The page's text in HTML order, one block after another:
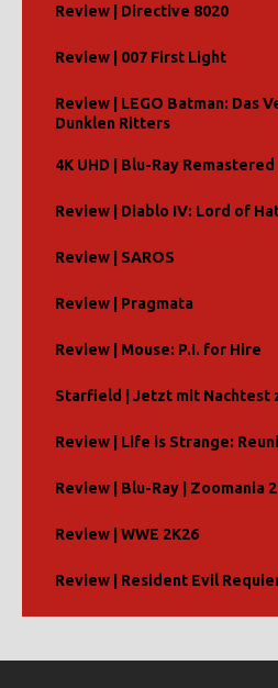
Review | Directive 8020
Review | 007 First Light
Review | LEGO Batman: Das
Dunklen Ritters
4K UHD | Blu-Ray
Review | Diablo IV: Lord of
Review | SAROS
Review | Pragmata
Review | Mouse: P.I. for Hire
Starfield | Jetzt mit Nachtest
Review | Life is Strange:
Review | Blu-Ray | Zoomania 2
Review | WWE 2K26
Review | Resident Evil